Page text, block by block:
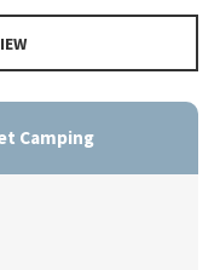
Camping